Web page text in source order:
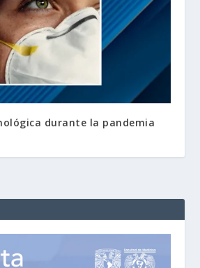
durante la pandemia